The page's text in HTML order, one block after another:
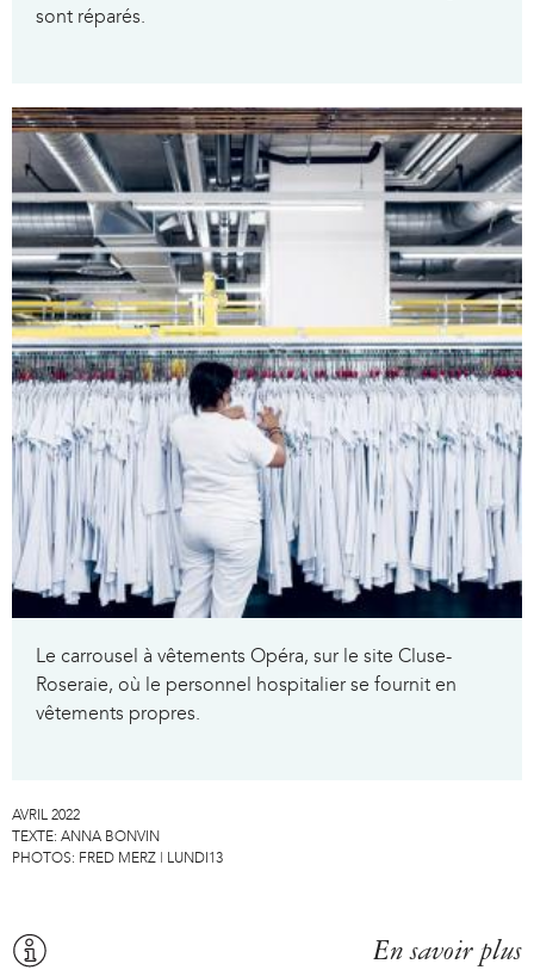
sont réparés.
Le carrousel à vêtements Opéra, sur le site Cluse-
Roseraie, où le personnel hospitalier se fournit en
vêtements propres.
AVRIL 2022
TEXTE: ANNA BONVIN
PHOTOS: FRED MERZ | LUNDI13
En savoir plus